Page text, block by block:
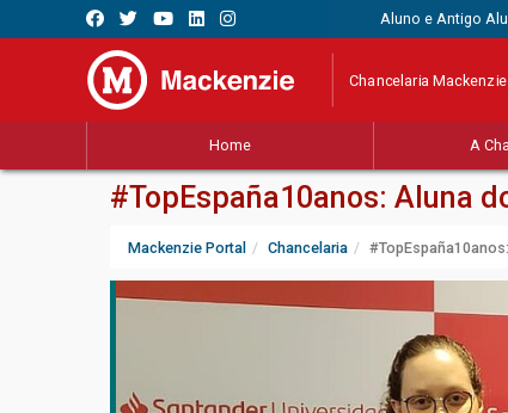
Aluno e Antigo
Chancelaria Mackenzie
Home A
#TopEspaña10anos: Aluna
Mackenzie Portal Chancelaria